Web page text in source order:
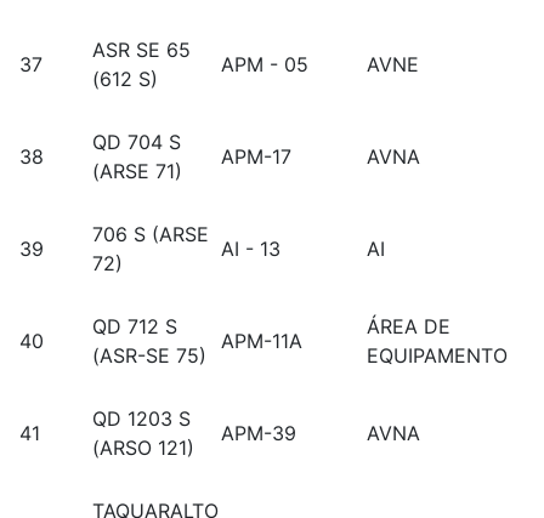
37
ASR SE 65
(612 S)
APM - 05 AVNE
38
QD 704 S
(ARSE 71)
APM-17 AVNA
39
706 S (ARSE
72)
AI - 13 AI
40
QD 712 S
(ASR-SE 75)
APM-11A
ÁREA DE
EQUIPAMENTO
41
QD 1203 S
(ARSO 121)
APM-39 AVNA
TAQUARALTO